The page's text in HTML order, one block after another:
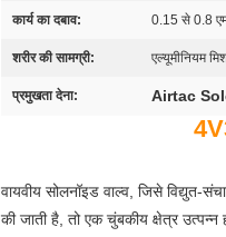
कार्य का दबाव: 0.15 से 0.8
शरीर की सामग्री: एल्यूमीनियम
प्रमुखता देना: Airtac
वायवीय सोलनॉइड वाल्व, जिसे विद्युत-
की जाती है, तो एक चुंबकीय क्षेत्र